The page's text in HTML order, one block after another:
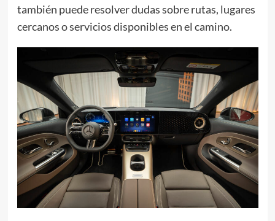
también puede resolver dudas sobre rutas, lugares
cercanos o servicios disponibles en el camino.